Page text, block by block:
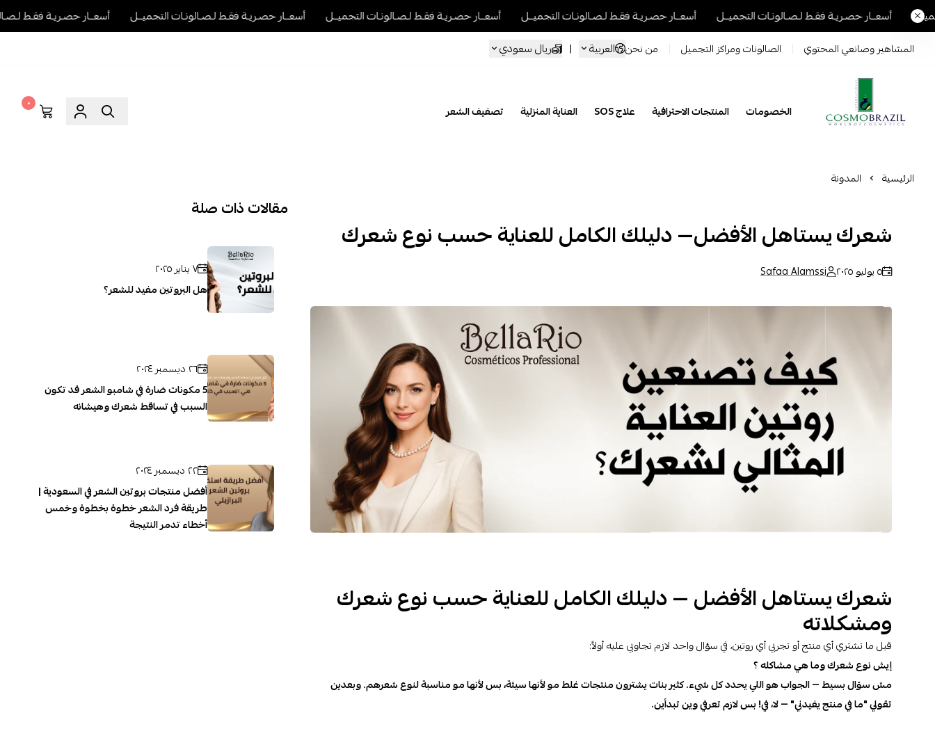
أسعــار حصـريـة فقـط لـصـالونـات التجميــل أسعــار حصـريـة فقـط لـصـالونـات التجميــل أسعــار حصـريـة فقـط لـصـالونـات التجميــل أسعــار حصـريـة فقـط لـصـالونـات التجميــل أسعــار حصـريـة فقـط لـصـالونـات
المشاهير وصانعي المحتوي الصالونات ومراكز التجميل من نحن العربية | ريال سعودي
Cosmo Brazil الخصومات المنتجات الاحترافية علاج SOS العناية المنزلية تصفيف الشعر ٠
الرئيسية المدونة
شعرك يستاهل الأفضل— دليلك الكامل للعناية حسب نوع شعرك
٥ يوليو ٢٠٢٥ Safaa Alamssi
شعرك يستاهل الأفضل — دليلك الكامل للعناية حسب نوع شعرك
ومشكلاته
قبل ما تشتري أي منتج أو تجربي أي روتين، في سؤال واحد لازم تجاوبي عليه أولاً:
إيش نوع شعرك وما هي مشاكله ؟
مش سؤال بسيط — الجواب هو اللي يحدد كل شيء. كثير بنات يشترون منتجات غلط مو لأنها سيئة، بس لأنها مو مناسبة لنوع شعرهم. وبعدين
تقولي "ما في منتج يفيدني" — لا، في! بس لازم تعرفي وين تبدأين.
مقالات ذات صلة
٧ يناير ٢٠٢٥
هل البروتين مفيد للشعر؟
٢٦ ديسمبر ٢٠٢٤
5 مكونات ضارة في شامبو الشعر قد تكون
السبب في تساقط شعرك وهيشانه
٢٢ ديسمبر ٢٠٢٤
أفضل منتجات بروتين الشعر في السعودية |
طريقة فرد الشعر خطوة بخطوة وخمس
أخطاء تدمر النتيجة